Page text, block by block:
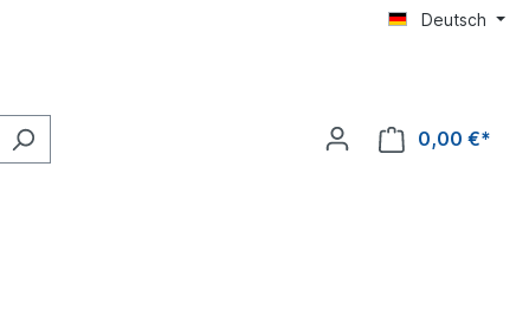
Deutsch
0,00 €*